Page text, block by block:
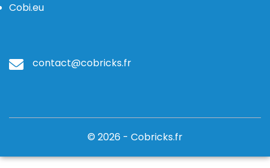
Cobi.eu
contact@cobricks.fr
© 2026 - Cobricks.fr